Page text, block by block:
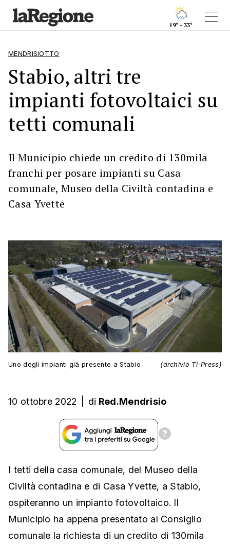
19° - 33°
MENDRISIOTTO
Stabio, altri tre
impianti fotovoltaici su
tetti comunali
Il Municipio chiede un credito di 130mila
franchi per posare impianti su Casa
comunale, Museo della Civiltà contadina e
Casa Yvette
Uno degli impianti già presente a Stabio (archivio Ti-Press)
10 ottobre 2022 di Red.Mendrisio
I tetti della casa comunale, del Museo della
Civiltà contadina e di Casa Yvette, a Stabio,
ospiteranno un impianto fotovoltaico. Il
Municipio ha appena presentato al Consiglio
comunale la richiesta di un credito di 130mila